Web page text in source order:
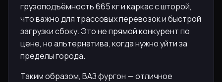
грузоподъёмность 665 кг и каркас с шторой,
что важно для трассовых перевозок и быстрой
загрузки сбоку. Это не прямой конкурент по
цене, но альтернатива, когда нужно уйти за
пределы города.
Таким образом, ВАЗ фургон — отличное